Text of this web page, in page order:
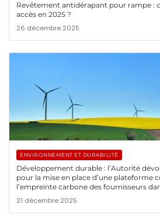
Revêtement antidérapant pour rampe :
accès en 2025 ?
26 décembre 2025
ENVIRONNEMENT ET DURABILITÉ
Développement durable : l’Autorité
pour la mise en place d’une plateforme
l’empreinte carbone des fournisseurs
21 décembre 2025